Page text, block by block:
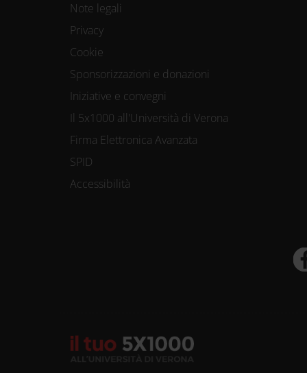
Note legali
Privacy
Cookie
Sponsorizzazioni e donazioni
Iniziative e convegni
Il 5x1000 all'Università di Verona
Firma Elettronica Avanzata
SPID
Accessibilità